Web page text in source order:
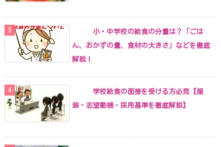
小・中学校の給食の分量は？「ごは
ん、おかずの量、食材の大きさ」などを徹底
解説！
学校給食の面接を受ける方必見【服
装・志望動機・採用基準を徹底解説】